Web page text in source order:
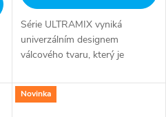
Série ULTRAMIX vyniká
univerzálním designem
válcového tvaru, který je
úzkou páčkou – kombinace,
která je nejen esteticky
Novinka